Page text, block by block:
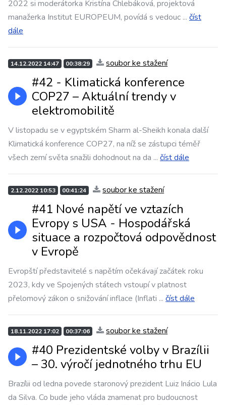
2022 si moderátorka Kristína Chlebáková, projektová
manažerka Institut EUROPEUM, povídá s vedouc ... číst
dále
14.12.2022 14:47 00:38:29 soubor ke stažení
#42 - Klimatická konference
COP27 – Aktuální trendy v
elektromobilitě
V listopadu se v egyptském Sharm al-Sheikh konala další
Klimatická konference COP27, na níž se zástupci téměř
všech zemí světa snažili dohodnout na da ... číst dále
2.12.2022 10:53 00:41:24 soubor ke stažení
#41 Nové napětí ve vztazích
Evropy s USA - Hospodářská
situace a rozpočtová odpovědnost
v Evropě
Evropští představitelé s napětím očekávají začátek roku
2023, kdy ve Spojených státech vstoupí v platnost
přelomový zákon o snižování inflace (Inflati ... číst dále
18.11.2022 17:02 00:37:06 soubor ke stažení
#40 Prezidentské volby v Brazílii
– 30. výročí jednotného trhu EU
Brazílii od ledna povede staronový prezident Luiz Inácio Lula
da Silva. Co bude jeho vláda znamenat pro budoucnost